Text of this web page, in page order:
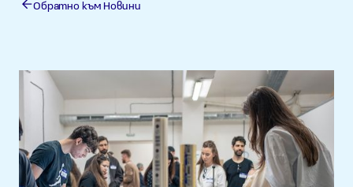
Обратно към Новини